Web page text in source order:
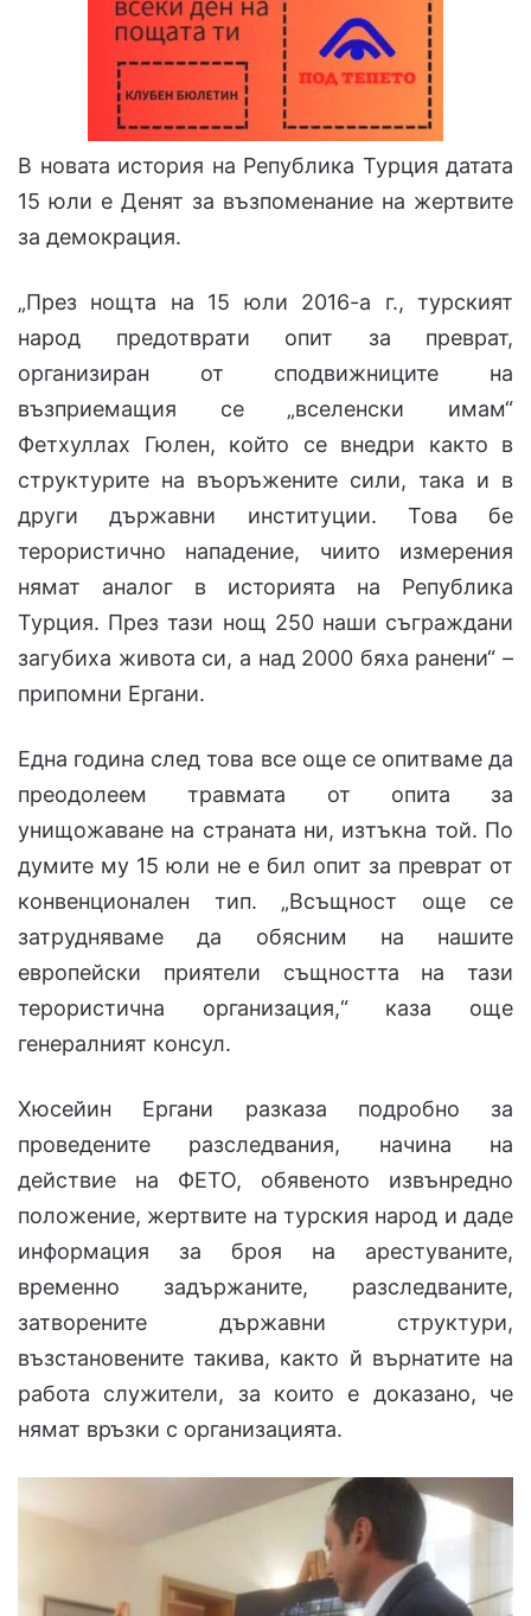
В новата история на Република Турция датата
15 юли е Денят за възпоменание на жертвите
за демокрация.
„През нощта на 15 юли 2016-а г., турският
народ предотврати опит за преврат,
организиран от сподвижниците на
възприемащия се „вселенски имам“
Фетхуллах Гюлен, който се внедри както в
структурите на въоръжените сили, така и в
други държавни институции. Това бе
терористично нападение, чиито измерения
нямат аналог в историята на Република
Турция. През тази нощ 250 наши съграждани
загубиха живота си, а над 2000 бяха ранени“ –
припомни Ергани.
Една година след това все още се опитваме да
преодолеем травмата от опита за
унищожаване на страната ни, изтъкна той. По
думите му 15 юли не е бил опит за преврат от
конвенционален тип. „Всъщност още се
затрудняваме да обясним на нашите
европейски приятели същността на тази
терористична организация,“ каза още
генералният консул.
Хюсейин Ергани разказа подробно за
проведените разследвания, начина на
действие на ФЕТО, обявеното извънредно
положение, жертвите на турския народ и даде
информация за броя на арестуваните,
временно задържаните, разследваните,
затворените държавни структури,
възстановените такива, както й върнатите на
работа служители, за които е доказано, че
нямат връзки с организацията.